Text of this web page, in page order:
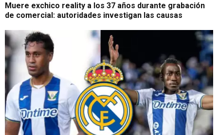
Muere exchico reality a los 37 años durante grabación
de comercial: autoridades investigan las causas